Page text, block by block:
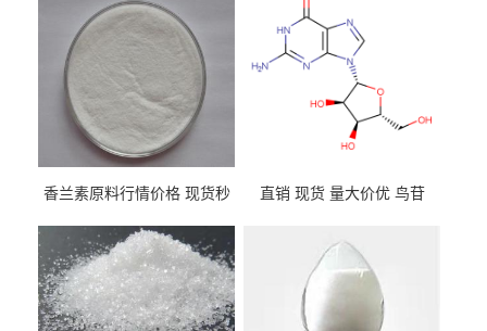
香兰素原料行情价格 现货秒
直销 现货 量大价优 鸟苷